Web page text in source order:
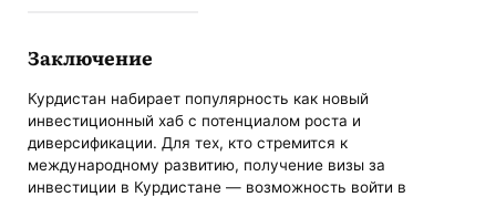
Заключение
Курдистан набирает популярность как новый
инвестиционный хаб с потенциалом роста и
диверсификации. Для тех, кто стремится к
международному развитию, получение визы за
инвестиции в Курдистане — возможность войти в